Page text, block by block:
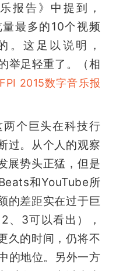
报告》中提到，
最多的10个视频
。这足以说明，
举足轻重了。（相
2015数字音乐报
个巨头在科技行
过。从个人的观察
展势头正猛，但是
和YouTube所
的差距实在过于巨
、3可以看出），
久的时间，仍将不
的地位。另外一方